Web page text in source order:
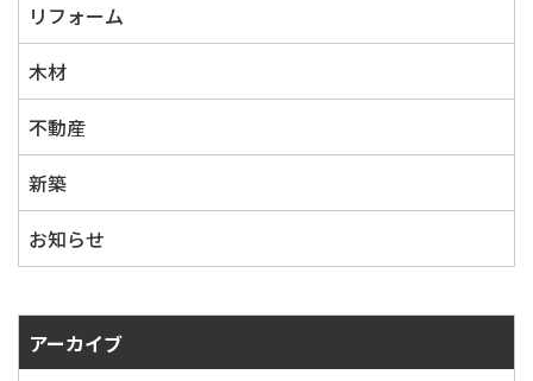
リフォーム
木材
不動産
新築
お知らせ
アーカイブ